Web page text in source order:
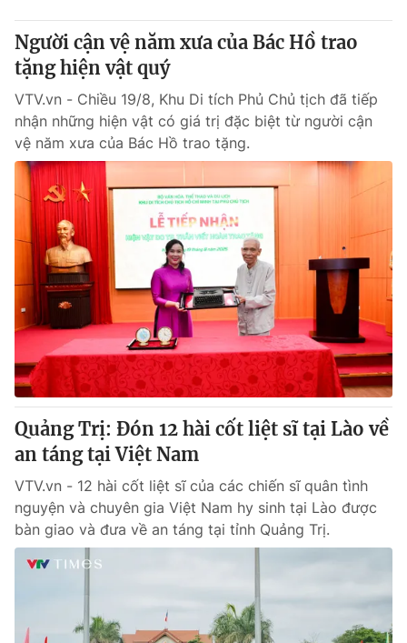
Người cận vệ năm xưa của Bác Hồ trao
tặng hiện vật quý
VTV.vn - Chiều 19/8, Khu Di tích Phủ Chủ tịch đã tiếp
nhận những hiện vật có giá trị đặc biệt từ người cận
vệ năm xưa của Bác Hồ trao tặng.
Quảng Trị: Đón 12 hài cốt liệt sĩ tại Lào về
an táng tại Việt Nam
VTV.vn - 12 hài cốt liệt sĩ của các chiến sĩ quân tình
nguyện và chuyên gia Việt Nam hy sinh tại Lào được
bàn giao và đưa về an táng tại tỉnh Quảng Trị.